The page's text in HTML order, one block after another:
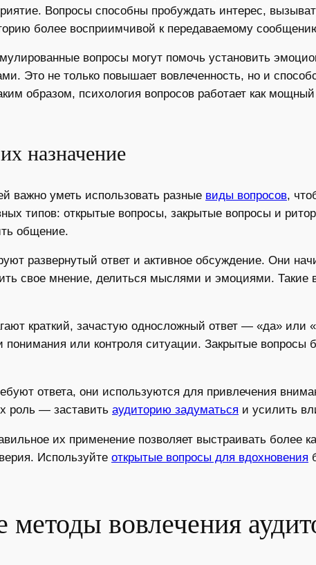
Вопросы способны пробуждать интерес,
более восприимчивой к передаваемому
вопросы могут помочь установить
Это не только повышает вовлеченность, но и
образом, психология вопросов работает как
назначение
важно уметь использовать разные виды вопросов,
типов: открытые вопросы, закрытые вопросы и
общение.
развернутый ответ и активное обсуждение. Они
свое мнение, делиться мыслями и эмоциями. Такие
краткий, зачастую односложный ответ — «да» или
понимания или контроля ситуации. Закрытые вопросы
ответа, они используются для привлечения
роль — заставить аудиторию задуматься и усилить
их применение позволяет выстраивать более
Используйте открытые вопросы для вдохновения
методы вовлечения